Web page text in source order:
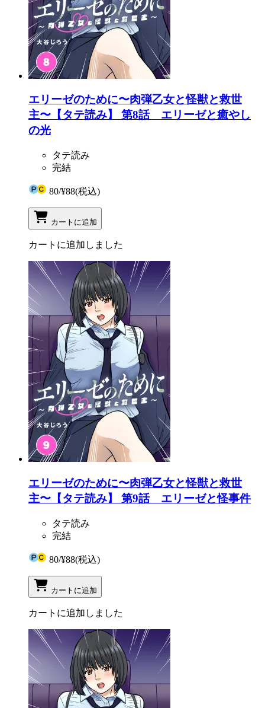
エリーゼのために〜肉弾乙女と怪獣と救世
主〜【タテ読み】 第8話 エリーゼと癒やし
の光
タテ読み
完結
80/¥88(税込)
カートに追加
カートに追加しました
エリーゼのために〜肉弾乙女と怪獣と救世
主〜【タテ読み】 第9話 エリーゼと怪事件
タテ読み
完結
80/¥88(税込)
カートに追加
カートに追加しました